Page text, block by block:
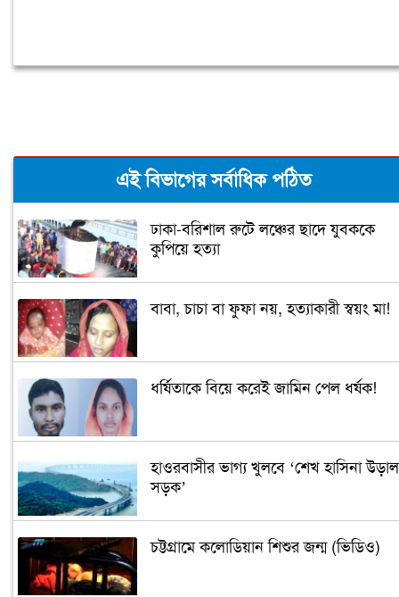
এই বিভাগের সর্বাধিক পঠিত
ঢাকা-বরিশাল রুটে লঞ্চের ছাদে যুবককে
কুপিয়ে হত্যা
বাবা, চাচা বা ফুফা নয়, হত্যাকারী স্বয়ং মা!
ধর্ষিতাকে বিয়ে করেই জামিন পেল ধর্ষক!
হাওরবাসীর ভাগ্য খুলবে ‘শেখ হাসিনা উড়াল
সড়ক’
চট্টগ্রামে কলোডিয়ান শিশুর জন্ম (ভিডিও)